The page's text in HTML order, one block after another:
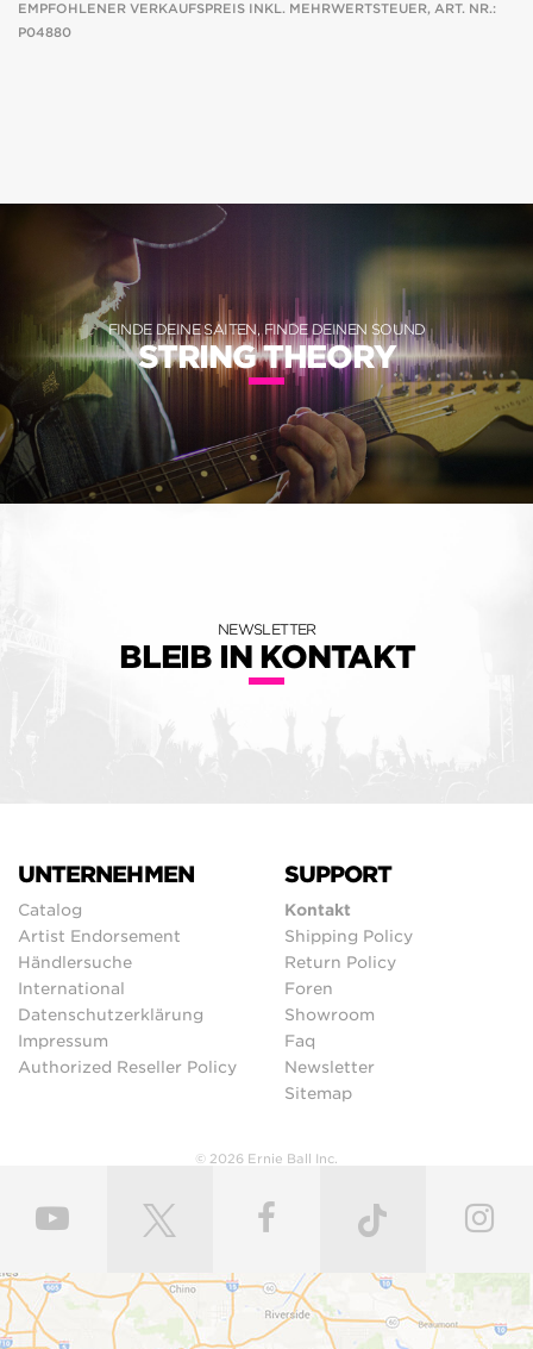
EMPFOHLENER VERKAUFSPREIS INKL. MEHRWERTSTEUER, ART. NR.:
P04880
FINDE DEINE SAITEN, FINDE DEINEN SOUND
STRING THEORY
NEWSLETTER
BLEIB IN KONTAKT
UNTERNEHMEN
Catalog
Artist Endorsement
Händlersuche
International
Datenschutzerklärung
Impressum
Authorized Reseller Policy
SUPPORT
Kontakt
Shipping Policy
Return Policy
Foren
Showroom
Faq
Newsletter
Sitemap
© 2026 Ernie Ball Inc.